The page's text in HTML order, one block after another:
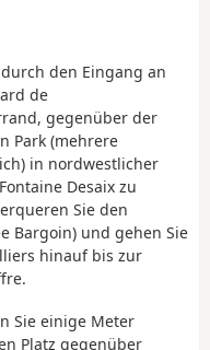
den Eingang an
de
gegenüber der
Park (mehrere
in nordwestlicher
Desaix zu
Sie den
Bargoin) und gehen Sie
hinauf bis zur
Sie einige Meter
Platz gegenüber